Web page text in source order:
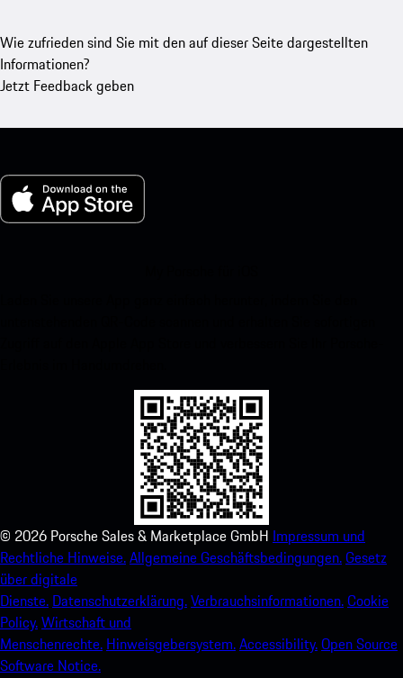
Wie zufrieden sind Sie mit den auf dieser Seite dargestellten
Informationen?
Jetzt Feedback geben
© 2026 Porsche Sales & Marketplace GmbH Impressum und
Rechtliche Hinweise.Allgemeine Geschäftsbedingungen.Gesetz
über digitale
Dienste. Datenschutzerklärung.Verbrauchsinformationen.Cookie
Policy.Wirtschaft und
Menschenrechte. Hinweisgebersystem.Accessibility.Open Source
Software Notice.